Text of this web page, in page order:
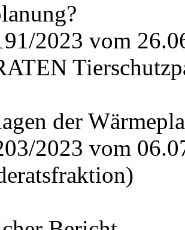
2023 vom
der
2023 vom